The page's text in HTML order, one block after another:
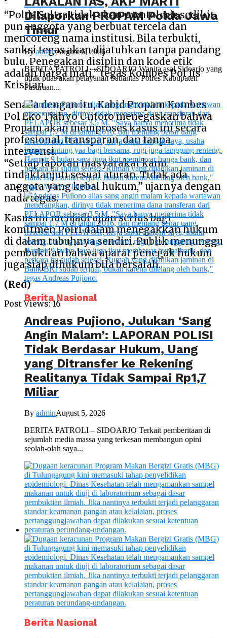
“Polda Sultra tidak akan mentolerir sedikit
pun anggota yang berbuat tercela dan
mencoreng nama institusi. Bila terbukti,
sanksi tegas akan dijatuhkan tanpa pandang
bulu. Penegakan disiplin dan kode etik
adalah harga mati,” tegas Kombes Pol Iis
Kristian.
Senada dengan itu, Kabid Propam Kombes
Pol Eko Tjahyo Untoro menegaskan bahwa
Propam akan memproses kasus ini secara
profesional, transparan, dan tanpa
intervensi.
“Setiap laporan masyarakat kami
tindaklanjuti sesuai aturan. Tidak ada
anggota yang kebal hukum,” ujarnya dengan
nada tegas.
Kasus ini menjadi ujian serius bagi
komitmen Polri dalam menegakkan hukum
di dalam tubuhnya sendiri. Publik menunggu
pembuktian bahwa aparat penegak hukum
juga siap dihukum bila bersalah.
(Red)
Post Views: 16
Dilaporkan PROPAM Polda Jawa
Timur
ByadminAugust 6, 2026
BERITA PATROLI – SIDOARJO Wanita asal Sidoarjo yang
tidak puas akan pelayanan Satlantas Polres Kabupaten
Pasuruan...
Berita Nasional
Andreas Pujiono, Julukan ‘Sang
Angin Malam’: LAPORAN POLISI
Tidak Berdasar Hukum, Uang
yang Ditransfer ke Rekening
Realitanya Tidak Sampai Rp1,7
Miliar
By adminAugust 5, 2026
BERITA PATROLI – SIDOARJO Terkait pemberitaan di
sejumlah media massa yang terkesan membangun opini
seolah-olah saya...
Berita Nasional